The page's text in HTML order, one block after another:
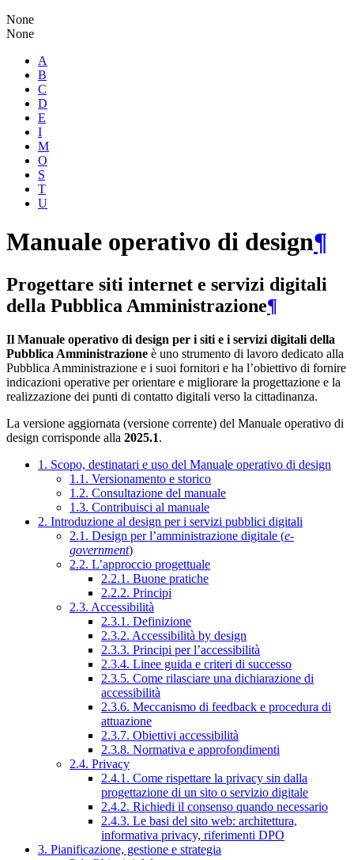
None
None
A
B
C
D
E
I
M
O
S
T
U
Manuale operativo di design¶
Progettare siti internet e servizi digitali
della Pubblica Amministrazione¶
Il Manuale operativo di design per i siti e i servizi digitali della
Pubblica Amministrazione è uno strumento di lavoro dedicato alla
Pubblica Amministrazione e i suoi fornitori e ha l’obiettivo di fornire
indicazioni operative per orientare e migliorare la progettazione e la
realizzazione dei punti di contatto digitali verso la cittadinanza.
La versione aggiornata (versione corrente) del Manuale operativo di
design corrisponde alla 2025.1.
1. Scopo, destinatari e uso del Manuale operativo di design
1.1. Versionamento e storico
1.2. Consultazione del manuale
1.3. Contribuisci al manuale
2. Introduzione al design per i servizi pubblici digitali
2.1. Design per l’amministrazione digitale (e-
government)
2.2. L’approccio progettuale
2.2.1. Buone pratiche
2.2.2. Principi
2.3. Accessibilità
2.3.1. Definizione
2.3.2. Accessibilità by design
2.3.3. Principi per l’accessibilità
2.3.4. Linee guida e criteri di successo
2.3.5. Come rilasciare una dichiarazione di
accessibilità
2.3.6. Meccanismo di feedback e procedura di
attuazione
2.3.7. Obiettivi accessibilità
2.3.8. Normativa e approfondimenti
2.4. Privacy
2.4.1. Come rispettare la privacy sin dalla
progettazione di un sito o servizio digitale
2.4.2. Richiedi il consenso quando necessario
2.4.3. Le basi del sito web: architettura,
informativa privacy, riferimenti DPO
3. Pianificazione, gestione e strategia